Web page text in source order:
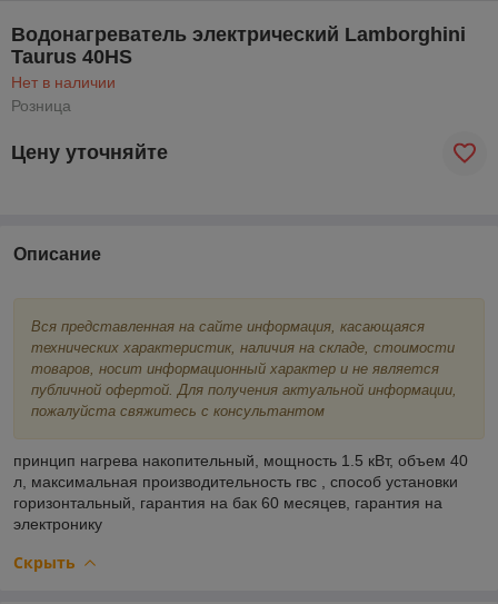
Водонагреватель электрический Lamborghini
Taurus 40HS
Нет в наличии
Розница
Цену уточняйте
Описание
Вся представленная на сайте информация, касающаяся
технических характеристик, наличия на складе, стоимости
товаров, носит информационный характер и не является
публичной офертой. Для получения актуальной информации,
пожалуйста свяжитесь с консультантом
принцип нагрева накопительный, мощность 1.5 кВт, объем 40
л, максимальная производительность гвс
способ установки
горизонтальный, гарантия на бак 60 месяцев, гарантия на
электронику
Скрыть